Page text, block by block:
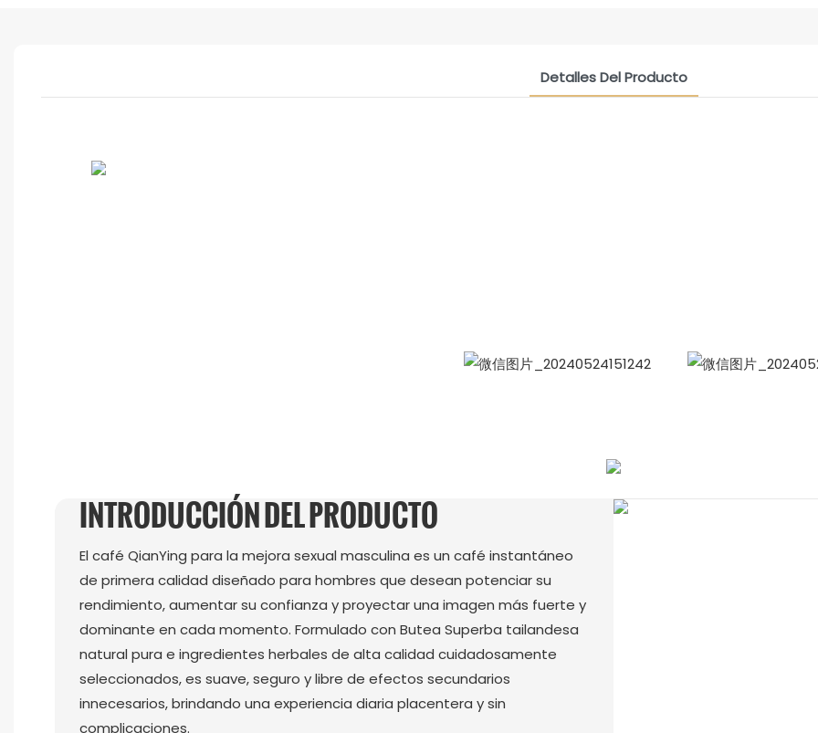
Detalles Del Producto
INTRODUCCIÓN DEL PRODUCTO
El café QianYing para la mejora sexual masculina es un café instantáneo
de primera calidad diseñado para hombres que desean potenciar su
rendimiento, aumentar su confianza y proyectar una imagen más fuerte y
dominante en cada momento. Formulado con Butea Superba tailandesa
natural pura e ingredientes herbales de alta calidad cuidadosamente
seleccionados, es suave, seguro y libre de efectos secundarios
innecesarios, brindando una experiencia diaria placentera y sin
complicaciones.